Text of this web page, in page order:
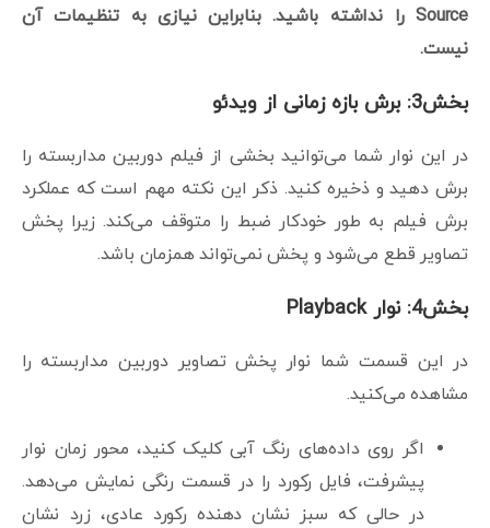
Source را نداشته باشید. بنابراین نیازی به تنظیمات آن
نیست.
بخش3: برش بازه زمانی از ویدئو
در این نوار شما می‌توانید بخشی از فیلم دوربین مداربسته را
برش دهید و ذخیره کنید. ذکر این نکته مهم است که عملکرد
برش فیلم به طور خودکار ضبط را متوقف می‌کند. زیرا پخش
تصاویر قطع می‌شود و پخش نمی‌تواند همزمان باشد.
بخش4: نوار Playback
در این قسمت شما نوار پخش تصاویر دوربین مداربسته را
مشاهده می‌کنید.
اگر روی داده‌های رنگ آبی کلیک کنید، محور زمان نوار
پیشرفت، فایل رکورد را در قسمت رنگی نمایش می‌دهد.
در حالی که سبز نشان دهنده رکورد عادی، زرد نشان